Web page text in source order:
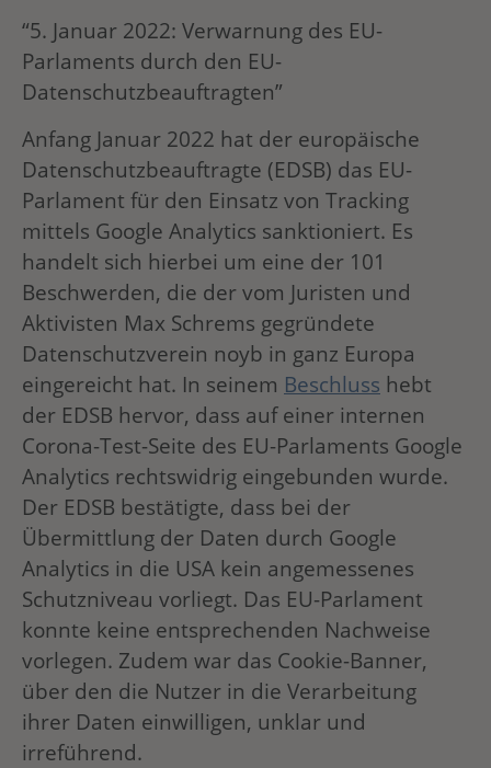
“5. Januar 2022: Verwarnung des EU-
Parlaments durch den EU-
Datenschutzbeauftragten”
Anfang Januar 2022 hat der europäische
Datenschutzbeauftragte (EDSB) das EU-
Parlament für den Einsatz von Tracking
mittels Google Analytics sanktioniert. Es
handelt sich hierbei um eine der 101
Beschwerden, die der vom Juristen und
Aktivisten Max Schrems gegründete
Datenschutzverein noyb in ganz Europa
eingereicht hat. In seinem Beschluss hebt
der EDSB hervor, dass auf einer internen
Corona-Test-Seite des EU-Parlaments Google
Analytics rechtswidrig eingebunden wurde.
Der EDSB bestätigte, dass bei der
Übermittlung der Daten durch Google
Analytics in die USA kein angemessenes
Schutzniveau vorliegt. Das EU-Parlament
konnte keine entsprechenden Nachweise
vorlegen. Zudem war das Cookie-Banner,
über den die Nutzer in die Verarbeitung
ihrer Daten einwilligen, unklar und
irreführend.